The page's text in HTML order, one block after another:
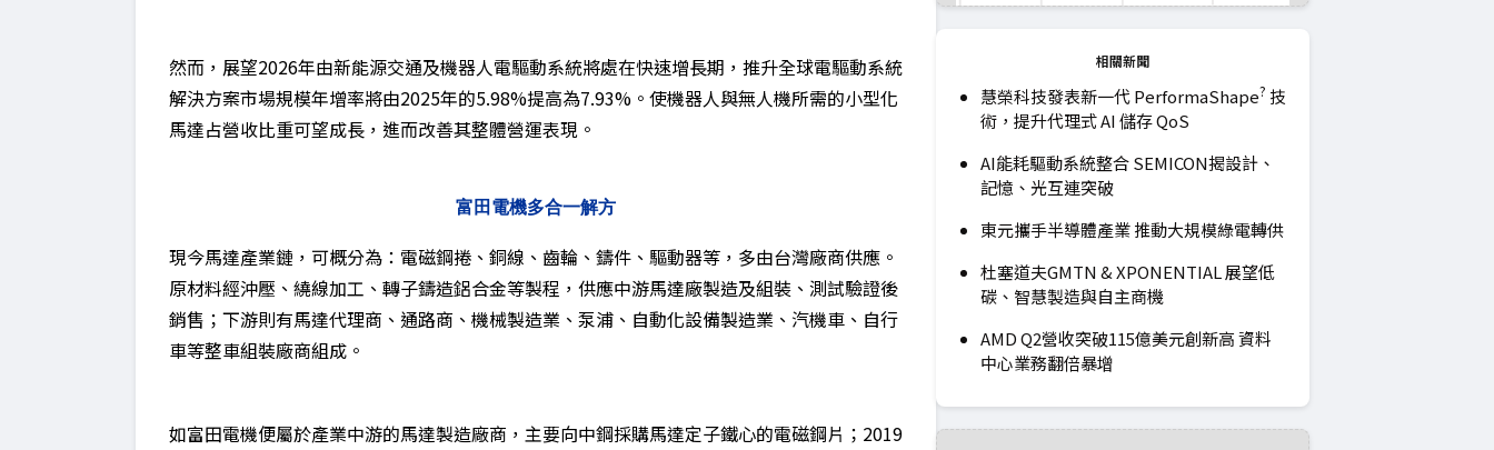
然而，展望2026年由新能源交通及機器人電驅動系統將處在快速增長期，推升全球電驅動系統
解決方案市場規模年增率將由2025年的5.98%提高為7.93%。使機器人與無人機所需的小型化
馬達占營收比重可望成長，進而改善其整體營運表現。
富田電機多合一解方
現今馬達產業鏈，可概分為：電磁鋼捲、銅線、齒輪、鑄件、驅動器等，多由台灣廠商供應。
原材料經沖壓、繞線加工、轉子鑄造鋁合金等製程，供應中游馬達廠製造及組裝、測試驗證後
銷售；下游則有馬達代理商、通路商、機械製造業、泵浦、自動化設備製造業、汽機車、自行
車等整車組裝廠商組成。
如富田電機便屬於產業中游的馬達製造廠商，主要向中鋼採購馬達定子鐵心的電磁鋼片；2019
相關新聞
慧榮科技發表新一代 PerformaShape? 技
術，提升代理式 AI 儲存 QoS
AI能耗驅動系統整合 SEMICON揭設計、
記憶、光互連突破
東元攜手半導體產業 推動大規模綠電轉供
杜塞道夫GMTN & XPONENTIAL 展望低
碳、智慧製造與自主商機
AMD Q2營收突破115億美元創新高 資料
中心業務翻倍暴增